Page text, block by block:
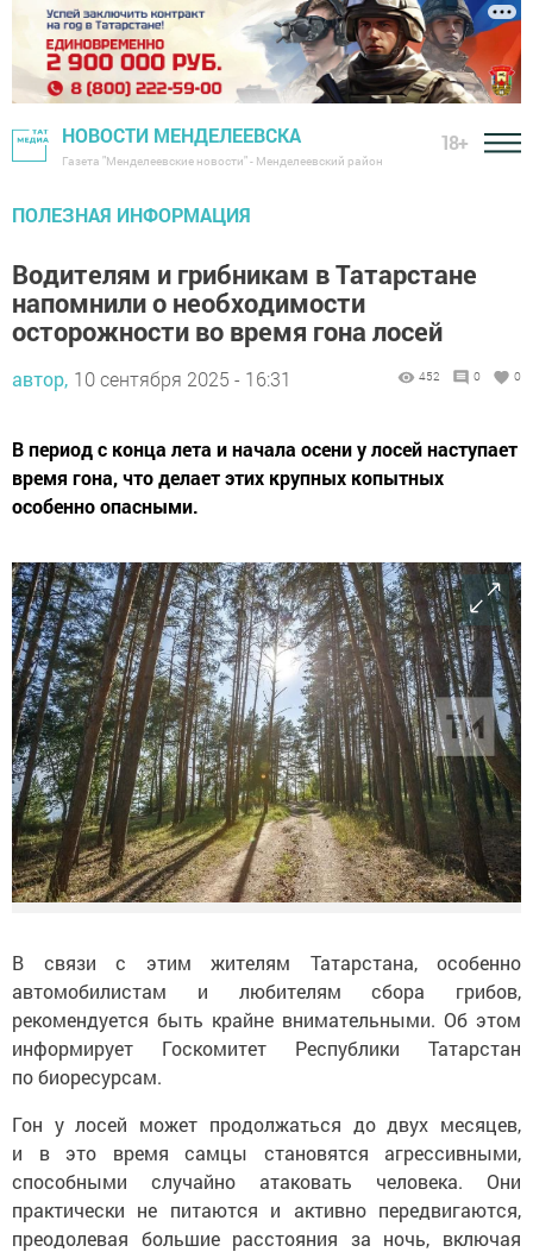
НОВОСТИ МЕНДЕЛЕЕВСКА
Газета "Менделеевские новости" - Менделеевский район
18+
ПОЛЕЗНАЯ ИНФОРМАЦИЯ
Водителям и грибникам в Татарстане
напомнили о необходимости
осторожности во время гона лосей
автор, 10 сентября 2025 - 16:31 452 0 0
В период с конца лета и начала осени у лосей наступает
время гона, что делает этих крупных копытных
особенно опасными.
В связи с этим жителям Татарстана, особенно
автомобилистам и любителям сбора грибов,
рекомендуется быть крайне внимательными. Об этом
информирует Госкомитет Республики Татарстан
по биоресурсам.
Гон у лосей может продолжаться до двух месяцев,
и в это время самцы становятся агрессивными,
способными случайно атаковать человека. Они
практически не питаются и активно передвигаются,
преодолевая большие расстояния за ночь, включая